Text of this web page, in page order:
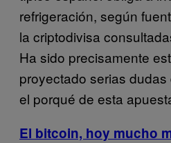
refrigeración, según
la criptodivisa
Ha sido precisamente
proyectado serias
el porqué de esta
El bitcoin, hoy mucho